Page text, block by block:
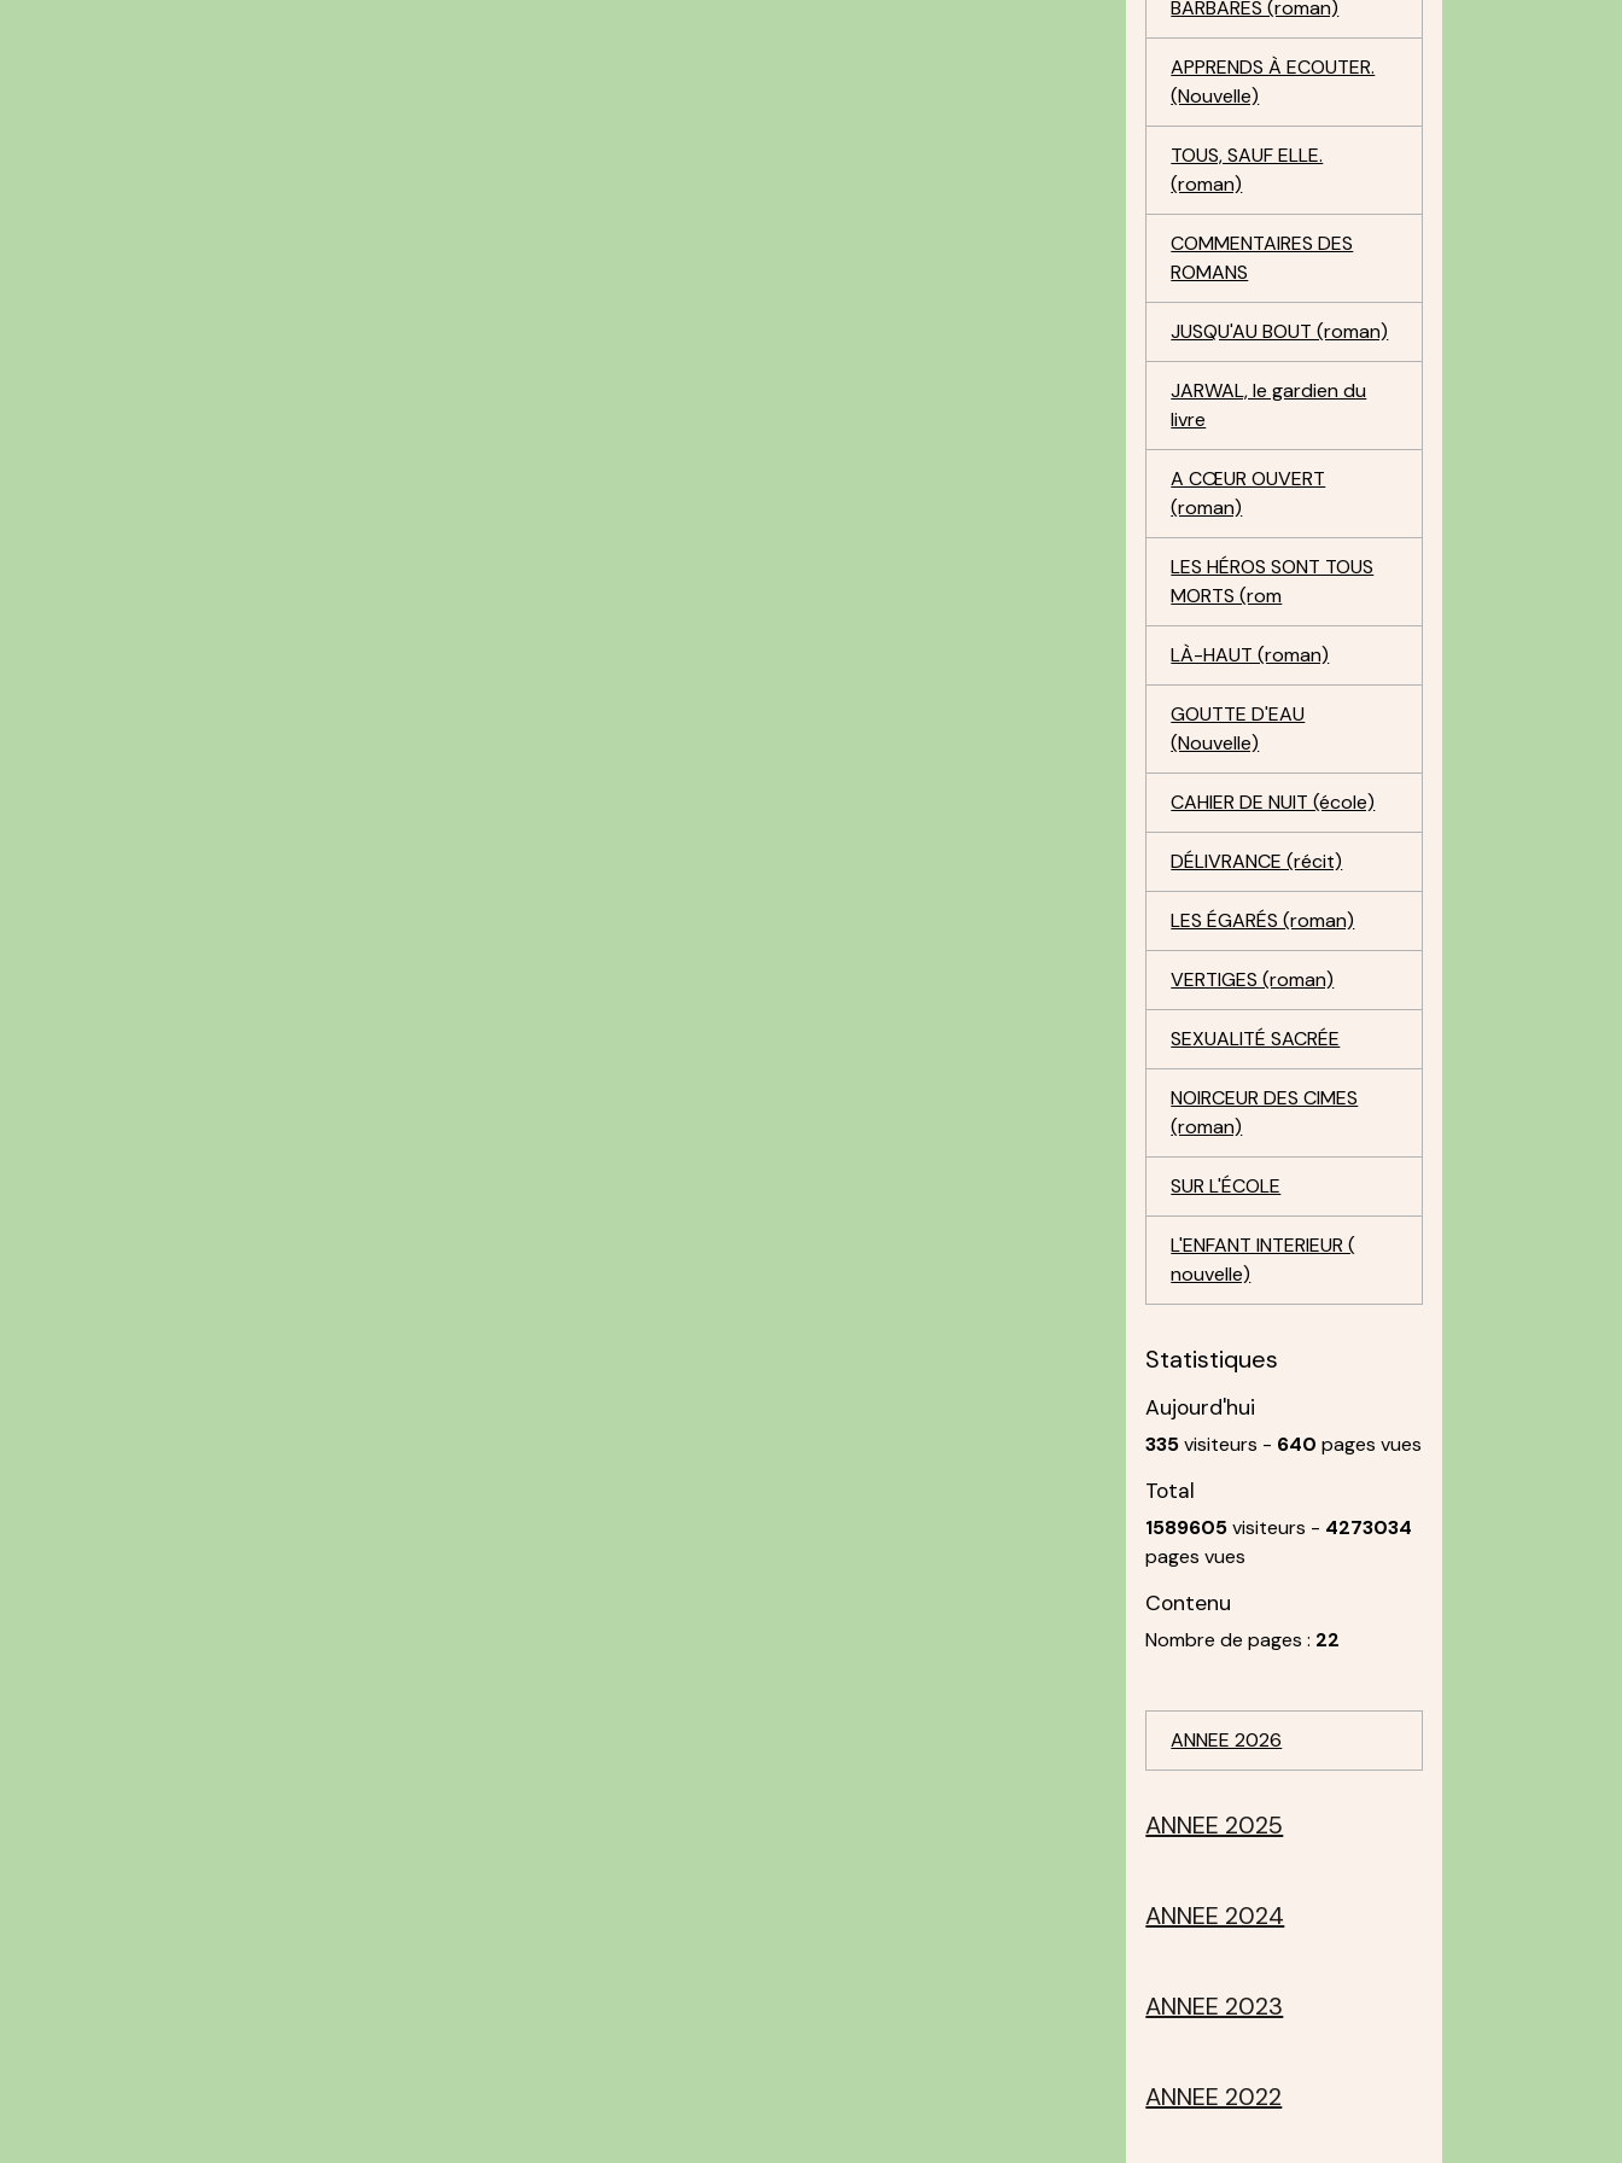
BARBARES (roman)
APPRENDS À ECOUTER.
(Nouvelle)
TOUS, SAUF ELLE.
(roman)
COMMENTAIRES DES
ROMANS
JUSQU'AU BOUT (roman)
JARWAL, le gardien du
livre
A CŒUR OUVERT
(roman)
LES HÉROS SONT TOUS
MORTS (rom
LÀ-HAUT (roman)
GOUTTE D'EAU
(Nouvelle)
CAHIER DE NUIT (école)
DÉLIVRANCE (récit)
LES ÉGARÉS (roman)
VERTIGES (roman)
SEXUALITÉ SACRÉE
NOIRCEUR DES CIMES
(roman)
SUR L'ÉCOLE
L'ENFANT INTERIEUR (
nouvelle)
Statistiques
Aujourd'hui
335visiteurs - 640 pages vues
Total
1589605visiteurs - 4273034
pages vues
Contenu
Nombre de pages : 22
ANNEE 2026
ANNEE 2025
ANNEE 2024
ANNEE 2023
ANNEE 2022